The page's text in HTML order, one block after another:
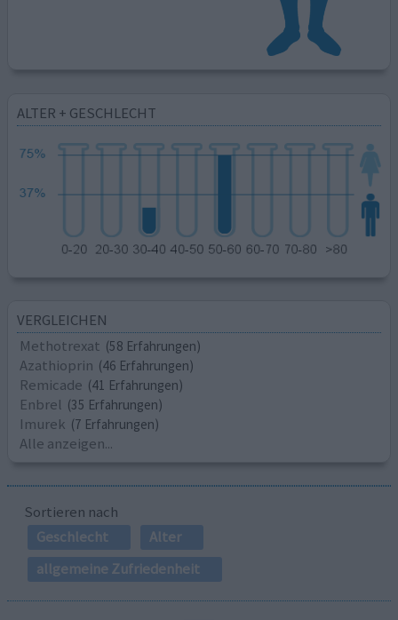
ALTER + GESCHLECHT
VERGLEICHEN
Methotrexat (58 Erfahrungen)
Azathioprin (46 Erfahrungen)
Remicade (41 Erfahrungen)
Enbrel (35 Erfahrungen)
Imurek (7 Erfahrungen)
Alle anzeigen...
Sortieren nach
Geschlecht
Alter
allgemeine Zufriedenheit